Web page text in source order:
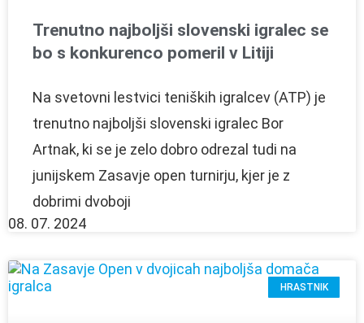
Trenutno najboljši slovenski igralec se
bo s konkurenco pomeril v Litiji
Na svetovni lestvici teniških igralcev (ATP) je
trenutno najboljši slovenski igralec Bor
Artnak, ki se je zelo dobro odrezal tudi na
junijskem Zasavje open turnirju, kjer je z
dobrimi dvoboji
08. 07. 2024
HRASTNIK